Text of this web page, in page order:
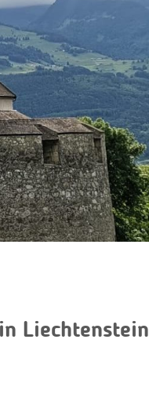
Liechtenstein